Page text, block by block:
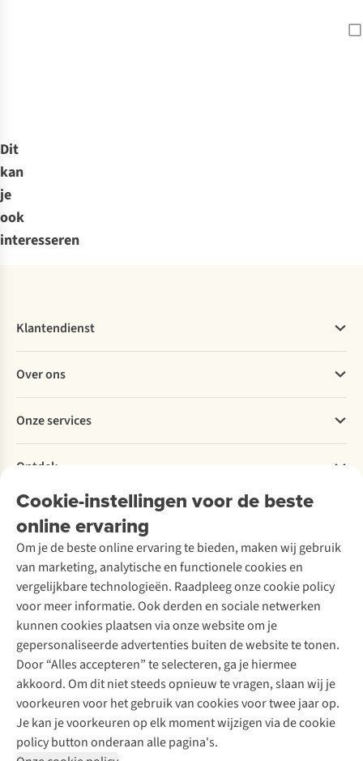
Dit
kan
je
ook
interesseren
Cookie-instellingen voor de beste
online ervaring
Om je de beste online ervaring te bieden, maken wij gebruik
van marketing, analytische en functionele cookies en
vergelijkbare technologieën. Raadpleeg onze cookie policy
voor meer informatie. Ook derden en sociale netwerken
kunnen cookies plaatsen via onze website om je
gepersonaliseerde advertenties buiten de website te tonen.
Door “Alles accepteren” te selecteren, ga je hiermee
akkoord. Om dit niet steeds opnieuw te vragen, slaan wij je
voorkeuren voor het gebruik van cookies voor twee jaar op.
Je kan je voorkeuren op elk moment wijzigen via de cookie
policy button onderaan alle pagina's.
Klantendienst
Bestellen
Betalen
Levering
Retourneren
Bestelling herroepen
Garantie
Contact
Over ons
Explore More
Verantwoord ondernemen
Over Ayacucho
Onze winkels
Over A.S.Adventure
Toegankelijkheidsverklaring
Onze services
Ski-onderhoud
Wasservice
Schoenonderhoud
Schoenherstelling
Kledingherstelling
Retouches
Voor bedrijven
Ontdek
A.S.Magazine
Podcast
Explore Academy
Explore Camp
Gear Check
Inspiratie & advies
Meld je aan voor de nieuwsbrief
Follow us
Disclaimer Privacy Policy
Algemene voorwaarden
Cookie Policy